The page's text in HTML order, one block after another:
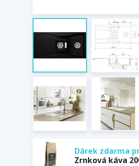
Dárek zdarma
Zrnková káva